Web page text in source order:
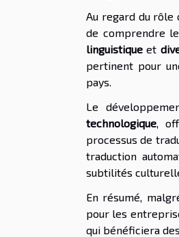
Au regard du rôle
de comprendre
linguistique et
pertinent pour
pays.
Le
technologique,
processus de
traduction
subtilités
En résumé,
pour les
qui bénéficiera